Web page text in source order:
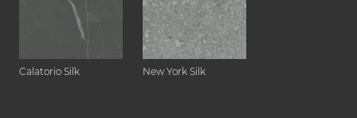
Calatorio Silk New York Silk